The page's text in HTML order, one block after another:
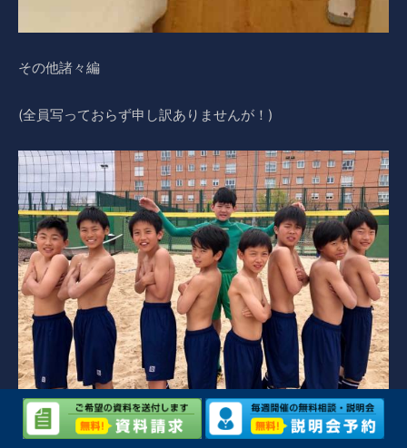
その他諸々編
(全員写っておらず申し訳ありませんが！)